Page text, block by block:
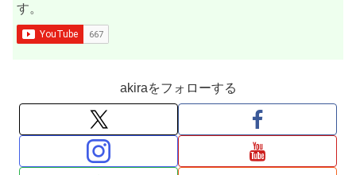
す。
akiraをフォローする